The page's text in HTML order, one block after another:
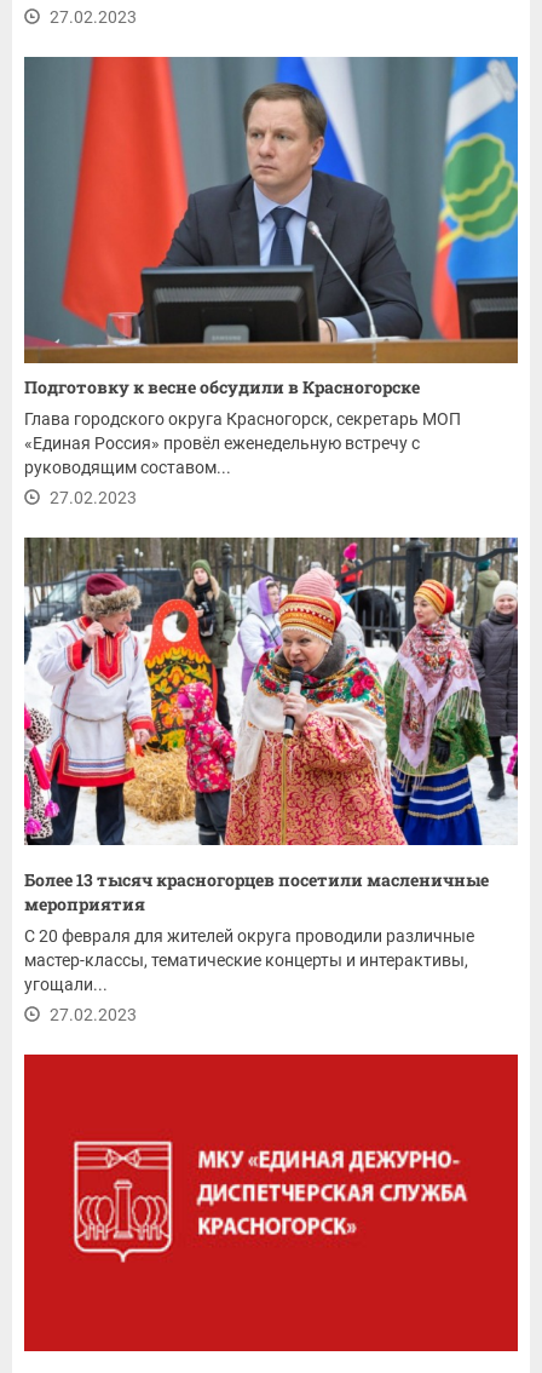
27.02.2023
Подготовку к весне обсудили в Красногорске
Глава городского округа Красногорск, секретарь МОП
«Единая Россия» провёл еженедельную встречу с
руководящим составом...
27.02.2023
Более 13 тысяч красногорцев посетили масленичные
мероприятия
С 20 февраля для жителей округа проводили различные
мастер-классы, тематические концерты и интерактивы,
угощали...
27.02.2023